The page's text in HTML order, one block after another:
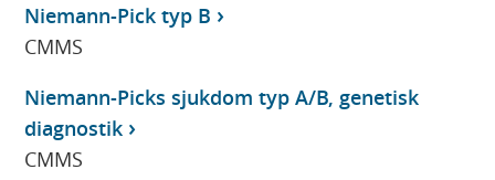
Niemann-Pick typ B
CMMS
Niemann-Picks sjukdom typ A/B, genetisk
diagnostik
CMMS